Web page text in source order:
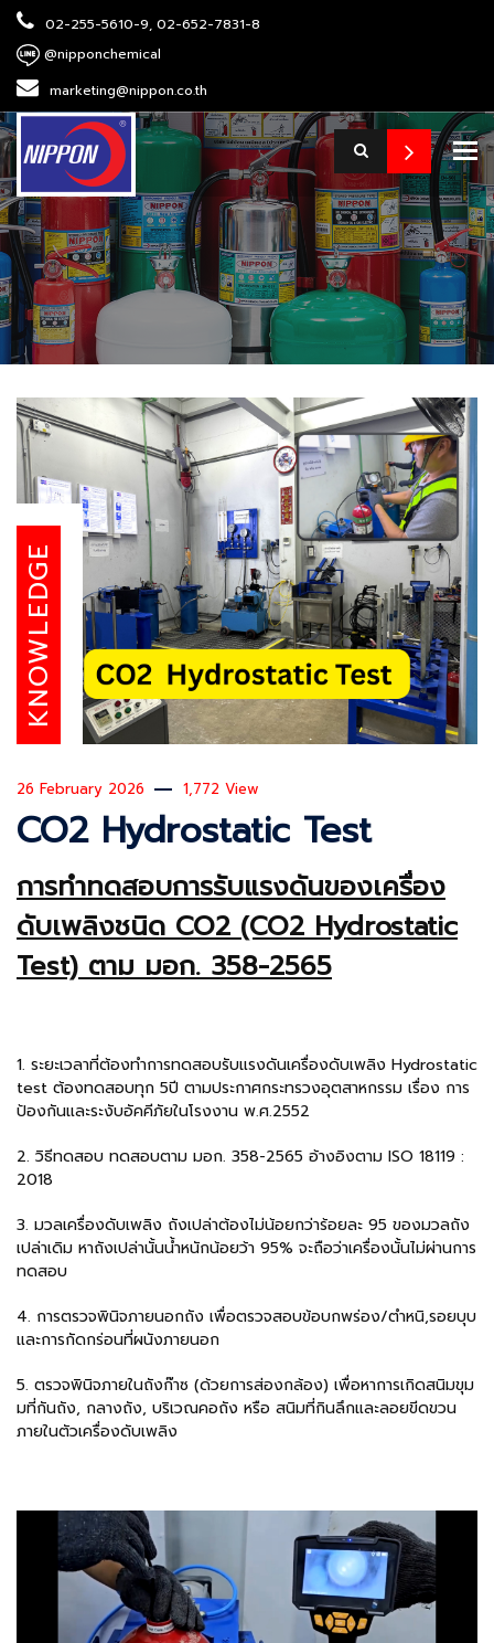
02-255-5610-9, 02-652-7831-8
@nipponchemical
marketing@nippon.co.th
KNOWLEDGE
26 February 2026 1,772 View
CO2 Hydrostatic Test
การทำทดสอบการรับแรงดันของเครื่อง
ดับเพลิงชนิด CO2 (CO2 Hydrostatic
Test) ตาม มอก. 358-2565
1. ระยะเวลาที่ต้องทำการทดสอบรับแรงดันเครื่องดับเพลิง Hydrostatic
test ต้องทดสอบทุก 5ปี ตามประกาศกระทรวงอุตสาหกรรม เรื่อง การ
ป้องกันและระงับอัคคีภัยในโรงงาน พ.ศ.2552
2. วิธีทดสอบ ทดสอบตาม มอก. 358-2565 อ้างอิงตาม ISO 18119 :
2018
3. มวลเครื่องดับเพลิง ถังเปล่าต้องไม่น้อยกว่าร้อยละ 95 ของมวลถัง
เปล่าเดิม หาถังเปล่านั้นน้ำหนักน้อยว้า 95% จะถือว่าเครื่องนั้นไม่ผ่านการ
ทดสอบ
4. การตรวจพินิจภายนอกถัง เพื่อตรวจสอบข้อบกพร่อง/ตำหนิ,รอยบุบ
และการกัดกร่อนที่ผนังภายนอก
5. ตรวจพินิจภายในถังก๊าซ (ด้วยการส่องกล้อง) เพื่อหาการเกิดสนิมขุม
มที่กันถัง, กลางถัง, บริเวณคอถัง หรือ สนิมที่กินลึกและลอยขีดขวน
ภายในตัวเครื่องดับเพลิง